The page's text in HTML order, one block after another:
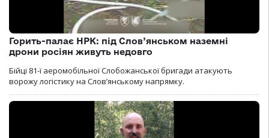
Горить-палає НРК: під Слов’янськом наземні
дрони росіян живуть недовго
Бійці 81-ї аеромобільної Слобожанської бригади атакують
ворожу логістику на Словʼянському напрямку.